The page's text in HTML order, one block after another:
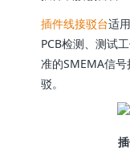
插件线接驳台适
PCB检测、测试
准的SMEMA信
驳。